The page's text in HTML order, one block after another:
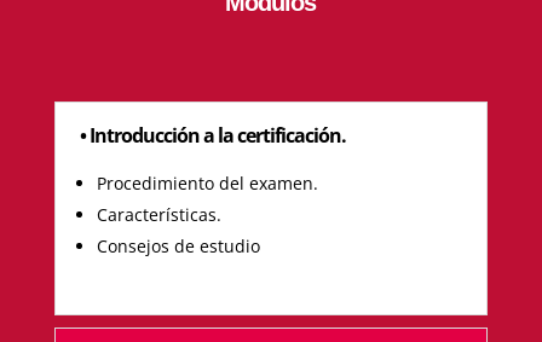
• Introducción a la certificación.
Procedimiento del examen.
Características.
Consejos de estudio